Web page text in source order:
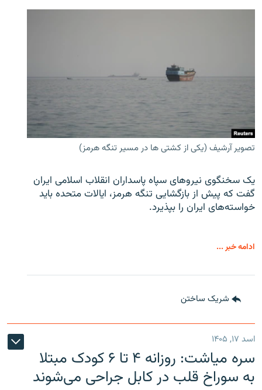
تصویر آرشیف (یکی از کشتی ها در مسیر تنگه هرمز)
یک سخنگوی نیروهای سپاه پاسداران انقلاب اسلامی ایران
گفت که پیش از بازگشایی تنگه هرمز، ایالات متحده باید
خواسته‌های ایران را بپذیرد.
ادامه خبر ...
شریک ساختن
اسد ۱۷, ۱۴۰۵
سره‌ میاشت: روزانه ۴ تا ۶ کودک مبتلا
به سوراخ قلب در کابل جراحی می‌شوند